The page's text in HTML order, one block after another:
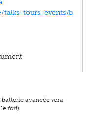
talks-tours-events/b
batterie avancée sera
fort)